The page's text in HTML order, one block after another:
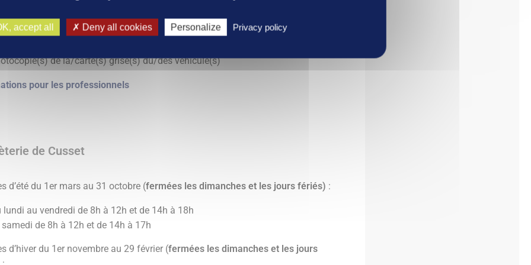
à entête commercial avec RCS/SIRET/adresse
de la/carte(s) grise(s) du/des véhicule(s)
pour les professionnels
de Cusset
d’été du 1er mars au 31 octobre (fermées les dimanches et les jours fériés) :
lundi au vendredi de 8h à 12h et de 14h à 18h
samedi de 8h à 12h et de 14h à 17h
d’hiver du 1er novembre au 29 février (fermées les dimanches et les jours
accept all Deny all cookies Personalize Privacy policy